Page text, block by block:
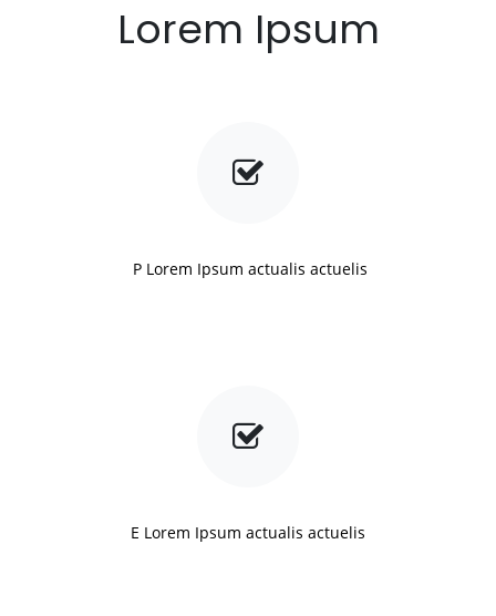
Lorem Ipsum
P Lorem Ipsum actualis actuelis
E Lorem Ipsum actualis actuelis